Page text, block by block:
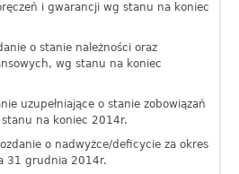
i gwarancji wg stanu na koniec
o stanie należności oraz
wg stanu na koniec
uzupełniające o stanie zobowiązań
na koniec 2014r.
o nadwyżce/deficycie za okres
31 grudnia 2014r.